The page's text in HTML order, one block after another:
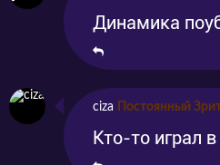
Динамика
ciza Постоянный
Кто-то играл